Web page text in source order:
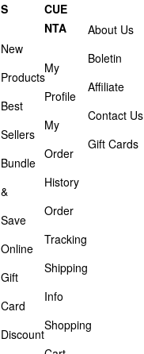
S
New
Products
Best
Sellers
Bundle
&
Save
Online
Gift
Card
Discount
CUE
NTA
My
Profile
My
Order
History
Order
Tracking
Shipping
Info
Shopping
About Us
Boletin
Affiliate
Contact Us
Gift Cards